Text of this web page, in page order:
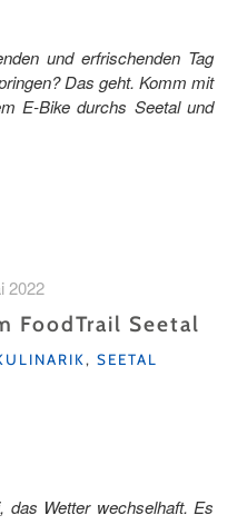
und erfrischenden Tag
Das geht. Komm mit
E-Bike durchs Seetal und
2022
FoodTrail Seetal
, SEETAL
das Wetter wechselhaft. Es